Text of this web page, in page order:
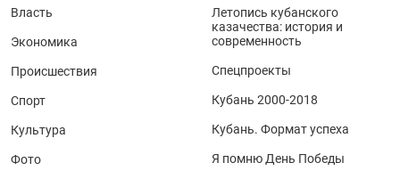
Власть
Экономика
Происшествия
Спорт
Культура
Фото
Летопись кубанского
казачества: история и
современность
Спецпроекты
Кубань 2000-2018
Кубань. Формат успеха
Я помню День Победы